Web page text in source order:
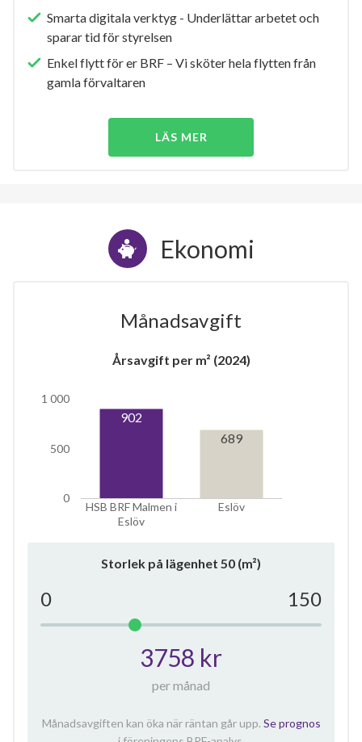
Smarta digitala verktyg - Underlättar arbetet och
sparar tid för styrelsen
Enkel flytt för er BRF – Vi sköter hela flytten från
gamla förvaltaren
LÄS MER
Ekonomi
Månadsavgift
Årsavgift per m² (2024)
HSB BRF Malmen i
Eslöv
Eslöv
0
500
1 000
902
689
Storlek på lägenhet 50 (m²)
0 150
3758 kr
per månad
Månadsavgiften kan öka när räntan går upp. Se prognos